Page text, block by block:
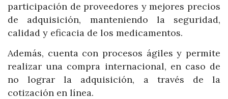
participación de proveedores y mejores precios
de adquisición, manteniendo la seguridad,
calidad y eficacia de los medicamentos.
Además, cuenta con procesos ágiles y permite
realizar una compra internacional, en caso de
no lograr la adquisición, a través de la
cotización en línea.